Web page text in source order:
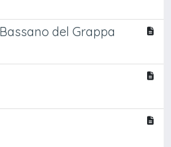
del Grappa